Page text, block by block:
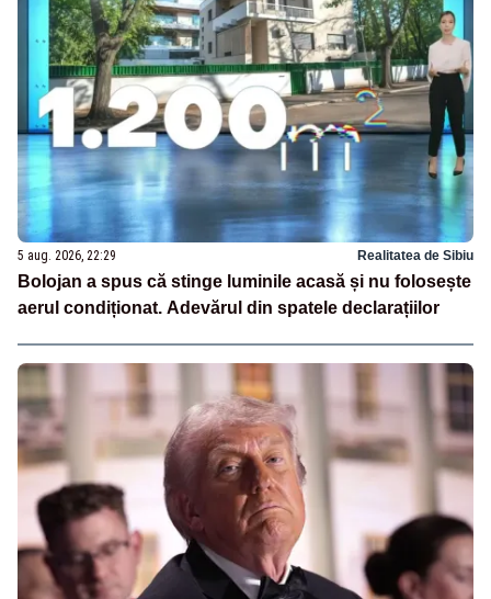
5 aug. 2026, 22:29 Realitatea de Sibiu
Bolojan a spus că stinge luminile acasă și nu folosește
aerul condiționat. Adevărul din spatele declarațiilor